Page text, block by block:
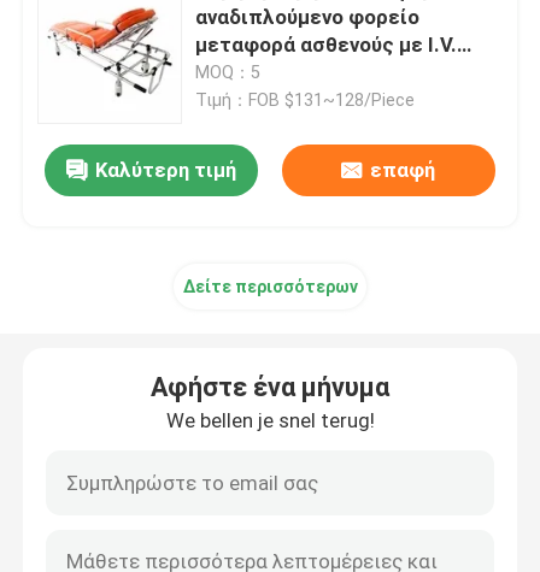
Υπομονετικό καροτσάκι μεταφοράς
Καροτσάκι ιατρικού εξοπλισμού
Κινητό φορείο έκτακτης ανάγκης
αναδιπλούμενο φορείο
μεταφορά ασθενούς με I.V.
στάδιο
MOQ：5
Τιμή：FOB $131~128/Piece
Καλύτερη τιμή επαφή
Δείτε περισσότερων
Αφήστε ένα μήνυμα
We bellen je snel terug!